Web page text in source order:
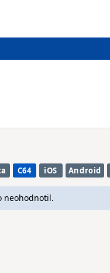
C64 iOS Android
neohodnotil.